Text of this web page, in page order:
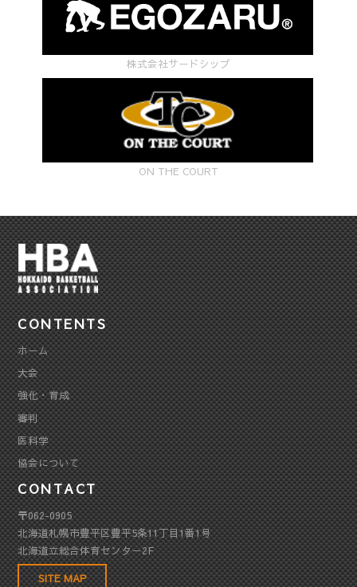
株式会社サードシップ
ON THE COURT
CONTENTS
ホーム
大会
強化・育成
審判
医科学
協会について
CONTACT
〒062-0905
北海道札幌市豊平区豊平5条11丁目1番1号
北海道立総合体育センター2F
SITE MAP